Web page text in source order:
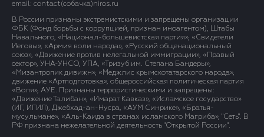
email: contact(сoбaчка)niros.ru
В России признаны экстремистскими и запрещены организации
ФБК (Фонд борьбы с коррупцией, признан иноагентом), Штабы
Навального, «Национал-большевистская партия», «Свидетели
Иеговы», «Армия воли народа», «Русский общенациональный
союз», «Движение против нелегальной иммиграции», «Правый
сектор», УНА-УНСО, УПА, «Тризуб им. Степана Бандеры»,
«Мизантропик дивижн», «Меджлис крымскотатарского народа»,
движение «Артподготовка», общероссийская политическая партия
«Воля», АУЕ. Признаны террористическими и запрещены:
«Движение Талибан», «Имарат Кавказ», «Исламское государство»
(ИГ, ИГИЛ), Джебхад-ан-Нусра, «АУМ Синрике», «Братья-
мусульмане», «Аль-Каида в странах исламского Магриба», "Сеть". В
РФ признана нежелательной деятельность "Открытой России".